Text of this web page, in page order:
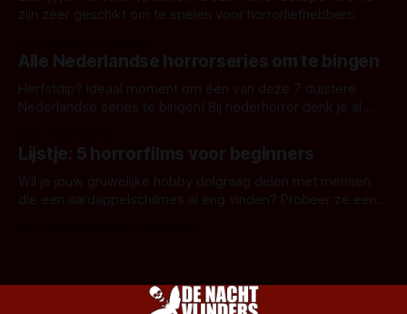
zijn zeer geschikt om te spelen voor horrorliefhebbers.
Alle Nederlandse horrorseries om te bingen
Herfstdip? Ideaal moment om één van deze 7 duistere
Nederlandse series te bingen! Bij nederhorror denk je al
Amsterdamned of The Johnsons. Maar Nederlandse horror
is niet beperkt tot films. Hier een aantal Nederlandse tv-
series uit het duistere of horrorgenre. Als
Lijstje: 5 horrorfilms voor beginners
Wil je jouw gruwelijke hobby dolgraag delen met mensen
die een aardappelschilmes al eng vinden? Probeer ze eens